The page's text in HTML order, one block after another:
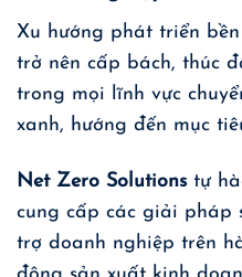
Xu hướng phát triển
trở nên cấp bách, thúc
trong mọi lĩnh vực
xanh, hướng đến mục
Net Zero Solutions tự
cung cấp các giải pháp
trợ doanh nghiệp trên